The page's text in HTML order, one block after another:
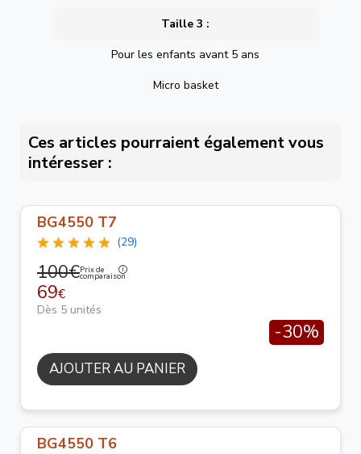
Taille 3 :
Pour les enfants avant 5 ans
Micro basket
Ces articles pourraient également vous
intéresser :
BG4550 T7
(29)
100€Prix de
comparaison
69€
Dès 5 unités
-30%
AJOUTER AU PANIER
BG4550 T6